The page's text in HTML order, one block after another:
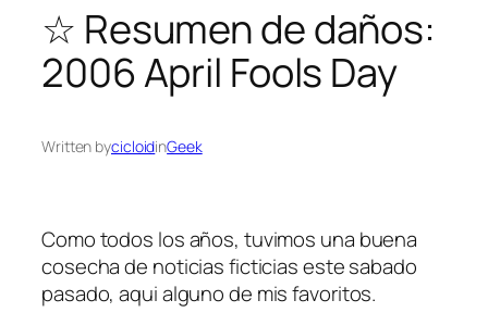
☆ Resumen de daños:
2006 April Fools Day
Written bycicloidinGeek
Como todos los años, tuvimos una buena
cosecha de noticias ficticias este sabado
pasado, aqui alguno de mis favoritos.